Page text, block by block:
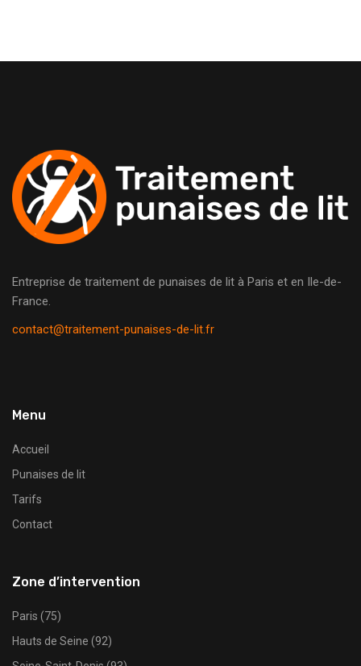
Entreprise de traitement de punaises de lit à Paris et en Ile-de-
France.
contact@traitement-punaises-de-lit.fr
Menu
Accueil
Punaises de lit
Tarifs
Contact
Zone d’intervention
Paris (75)
Hauts de Seine (92)